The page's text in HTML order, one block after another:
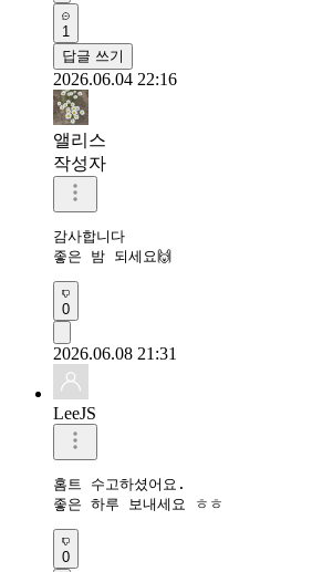
1
답글 쓰기
2026.06.04 22:16
앨리스
작성자
감사합니다
좋은 밤 되세요🙌
0
2026.06.08 21:31
LeeJS
홈트 수고하셨어요.
좋은 하루 보내세요 ㅎㅎ
0